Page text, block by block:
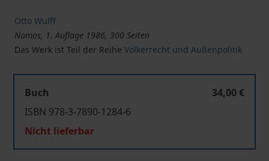
Otto Wulff
Nomos, 1. Auflage 1986, 300 Seiten
Das Werk ist Teil der Reihe Völkerrecht und Außenpolitik
Buch
34,00 €
ISBN 978-3-7890-1284-6
Nicht lieferbar